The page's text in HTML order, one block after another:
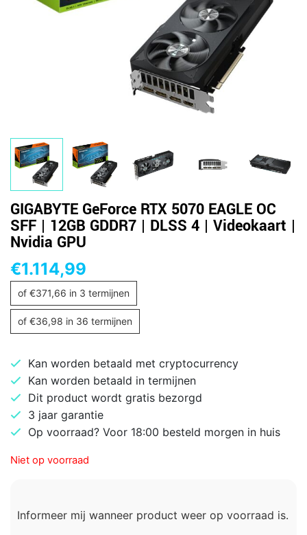
GIGABYTE GeForce RTX 5070 EAGLE OC
SFF | 12GB GDDR7 | DLSS 4 | Videokaart |
Nvidia GPU
€1.114,99
of €371,66 in 3 termijnen
of €36,98 in 36 termijnen
Kan worden betaald met cryptocurrency
Kan worden betaald in termijnen
Dit product wordt gratis bezorgd
3 jaar garantie
Op voorraad? Voor 18:00 besteld morgen in huis
Niet op voorraad
Informeer mij wanneer product weer op voorraad is.